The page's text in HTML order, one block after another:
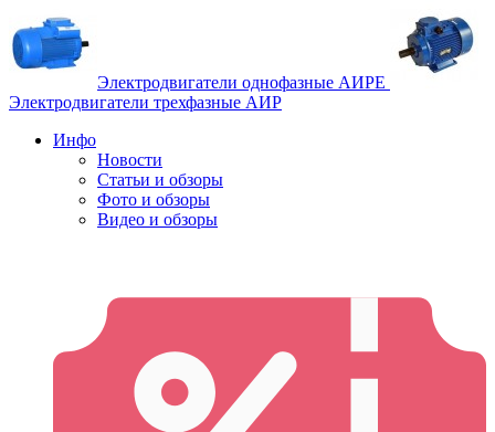
Электродвигатели однофазные АИРЕ
Электродвигатели трехфазные АИР
Инфо
Новости
Статьи и обзоры
Фото и обзоры
Видео и обзоры